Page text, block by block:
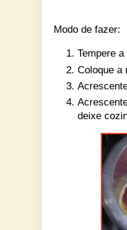
Modo de fazer:
Tempere
Coloque a
deixe